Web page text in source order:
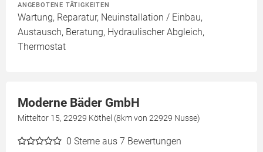
ANGEBOTENE TÄTIGKEITEN
Wartung, Reparatur, Neuinstallation / Einbau,
Austausch, Beratung, Hydraulischer Abgleich,
Thermostat
Moderne Bäder GmbH
Mitteltor 15, 22929 Köthel (8km von 22929 Nusse)
0 Sterne aus 7 Bewertungen